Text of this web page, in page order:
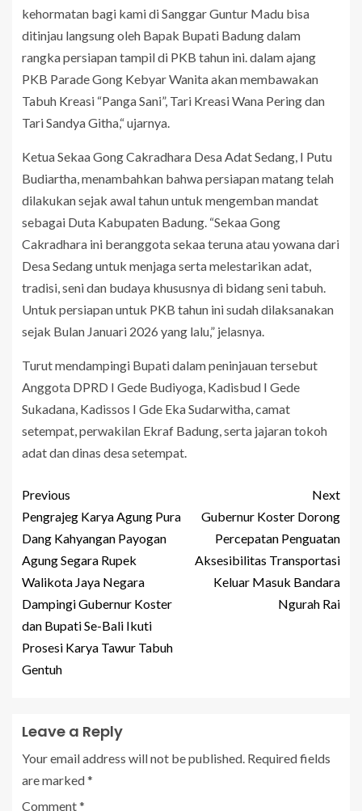
kehormatan bagi kami di Sanggar Guntur Madu bisa
ditinjau langsung oleh Bapak Bupati Badung dalam
rangka persiapan tampil di PKB tahun ini. dalam ajang
PKB Parade Gong Kebyar Wanita akan membawakan
Tabuh Kreasi “Panga Sani”, Tari Kreasi Wana Pering dan
Tari Sandya Githa,“ ujarnya.
Ketua Sekaa Gong Cakradhara Desa Adat Sedang, I Putu
Budiartha, menambahkan bahwa persiapan matang telah
dilakukan sejak awal tahun untuk mengemban mandat
sebagai Duta Kabupaten Badung. “Sekaa Gong
Cakradhara ini beranggota sekaa teruna atau yowana dari
Desa Sedang untuk menjaga serta melestarikan adat,
tradisi, seni dan budaya khususnya di bidang seni tabuh.
Untuk persiapan untuk PKB tahun ini sudah dilaksanakan
sejak Bulan Januari 2026 yang lalu,” jelasnya.
Turut mendampingi Bupati dalam peninjauan tersebut
Anggota DPRD I Gede Budiyoga, Kadisbud I Gede
Sukadana, Kadissos I Gde Eka Sudarwitha, camat
setempat, perwakilan Ekraf Badung, serta jajaran tokoh
adat dan dinas desa setempat.
Previous
Pengrajeg Karya Agung Pura
Dang Kahyangan Payogan
Agung Segara Rupek
Walikota Jaya Negara
Dampingi Gubernur Koster
dan Bupati Se-Bali Ikuti
Prosesi Karya Tawur Tabuh
Gentuh
Next
Gubernur Koster Dorong
Percepatan Penguatan
Aksesibilitas Transportasi
Keluar Masuk Bandara
Ngurah Rai
Leave a Reply
Your email address will not be published. Required fields
are marked*
Comment*